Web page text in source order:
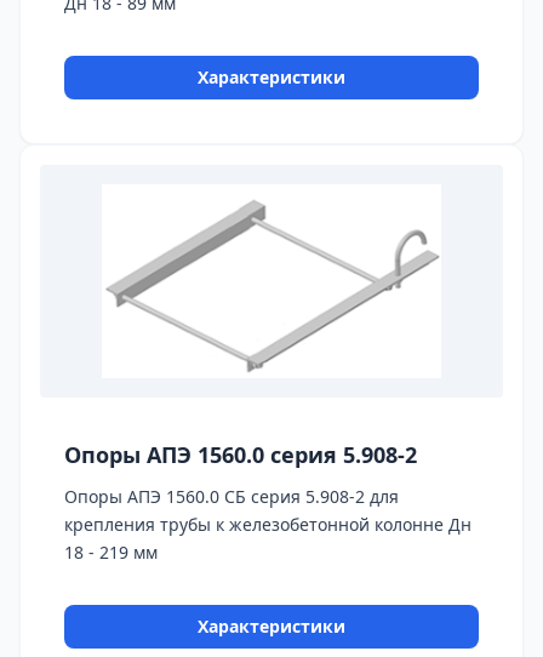
Характеристики
Опоры АПЭ 1560.0 серия 5.908-2
Опоры АПЭ 1560.0 СБ серия 5.908-2 для
крепления трубы к железобетонной колонне Дн
18 - 219 мм
Характеристики